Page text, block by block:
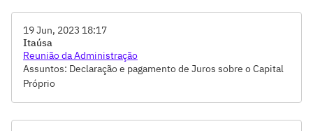
19 Jun, 2023 18:17
Itaúsa
Reunião da Administração
Assuntos: Declaração e pagamento de Juros sobre o Capital
Próprio